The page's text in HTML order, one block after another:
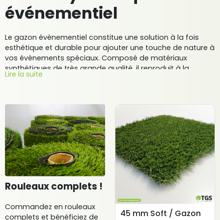
événementiel
Le gazon évènementiel constitue une solution à la fois
esthétique et durable pour ajouter une touche de nature à
vos évènements spéciaux. Composé de matériaux
synthétiques de très grande qualité, il reproduit à la
perfection l'apparence et la texture de l'herbe naturelle,
Laissez libre court à votre imagination avec notre gamme
exclusive de gazons colorés, qui égayera, à coup sûr, vos
extérieurs et vos évènements. Ce type de gazon est
disponible en plusieurs couleurs, textures et densités, ce
qui permet de satisfaire tous les goûts et toutes les
préférences. Il peut être utilisé pour couvrir les sols des
évènements intérieurs ou extérieurs créant ainsi une
atmosphère naturelle et élégante.
En outre, le gazon synthétique évènementiel est résistant
aux intempéries et convient donc parfaitement pour une
Lire la suite
Rouleaux complets !
Commandez en rouleaux
complets et bénéficiez de
45 mm Soft / Gazon